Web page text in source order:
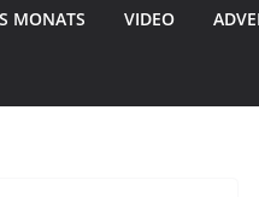
MONATS VIDEO